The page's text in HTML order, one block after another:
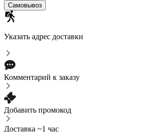
Самовывоз
Указать адрес доставки
Комментарий к заказу
Добавить промокод
Доставка ~1 час